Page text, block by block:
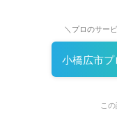
＼プロのサー
小橋広市
こ